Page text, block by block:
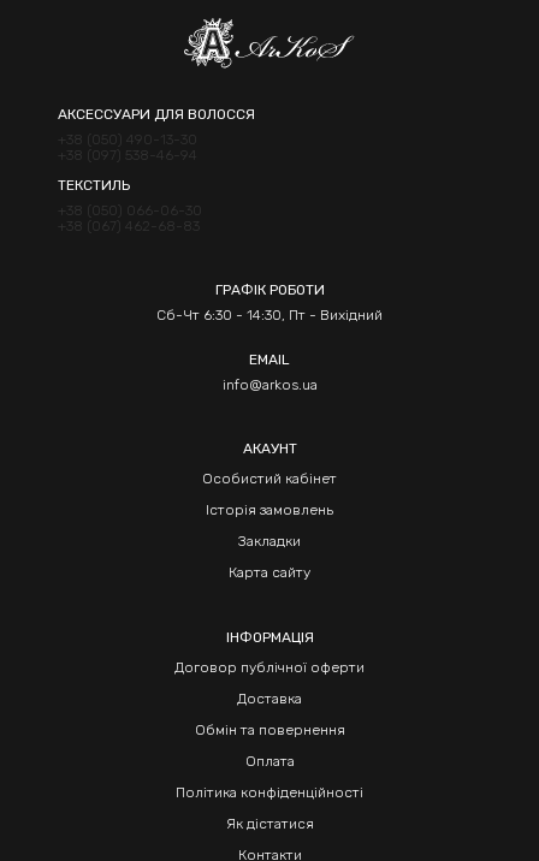
АКСЕССУАРИ ДЛЯ ВОЛОССЯ
+38 (050) 490-13-30
+38 (097) 538-46-94
ТЕКСТИЛЬ
+38 (050) 066-06-30
+38 (067) 462-68-83
ГРАФІК РОБОТИ
Сб-Чт 6:30 - 14:30, Пт - Вихідний
EMAIL
info@arkos.ua
АКАУНТ
Особистий кабінет
Історія замовлень
Закладки
Карта сайту
ІНФОРМАЦІЯ
Договор публічної оферти
Доставка
Обмін та повернення
Оплата
Політика конфіденційності
Як дістатися
Контакти